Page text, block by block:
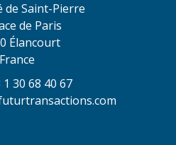
de Saint-Pierre
de Paris
Élancourt
France
1 30 68 40 67